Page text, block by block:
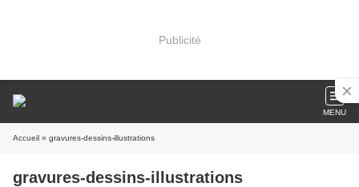
Publicité
MENU
Accueil » gravures-dessins-illustrations
gravures-dessins-illustrations